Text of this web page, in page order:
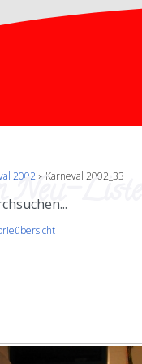
Neu-
2002 » Karneval 2002_33